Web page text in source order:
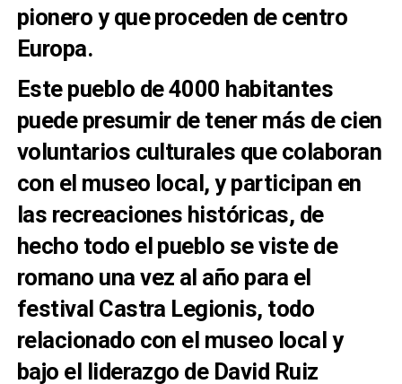
pionero y que proceden de centro
Europa.
Este pueblo de 4000 habitantes
puede presumir de tener más de cien
voluntarios culturales que colaboran
con el museo local, y participan en
las recreaciones históricas, de
hecho todo el pueblo se viste de
romano una vez al año para el
festival Castra Legionis, todo
relacionado con el museo local y
bajo el liderazgo de David Ruiz